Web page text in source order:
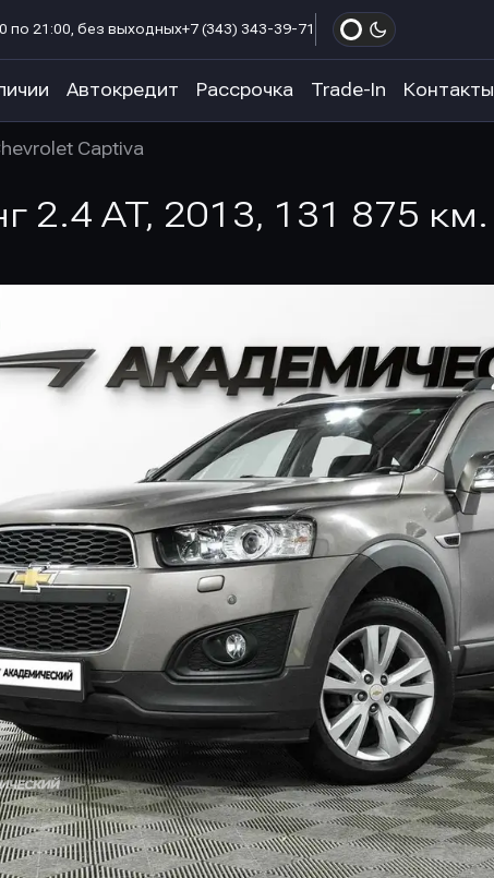
по 21:00, без выходных+7 (343) 343-39-71
Автокредит Рассрочка Trade-In Контакты
Captiva
2.4 AT, 2013, 131 875 км.